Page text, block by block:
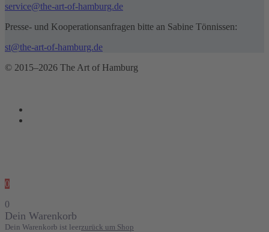
service@the-art-of-hamburg.de
Presse- und Kooperationsanfragen bitte an Sabine Tönnissen:
st@the-art-of-hamburg.de
© 2015–2026 The Art of Hamburg
0
0
Dein Warenkorb
Dein Warenkorb ist leerzurück um Shop